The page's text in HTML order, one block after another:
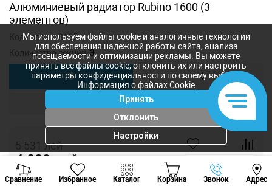
Алюминиевый радиатор Rubino 1600 (3
элементов)
Код товара:8185
Количество секций:3
3 4
5 531лей
4 839лей
Сравнение Избранное Каталог Корзина Звонок Адрес
Viber Whatsapp
Мы используем файлы cookie и аналогичные технологии
для обеспечения надежной работы сайта, анализа
посещаемости и оптимизации рекламы. Вы можете
принять все файлы cookie, отклонить их или настроить
параметры конфиденциальности по своему выбору.
Информация о файлах Cookie
Принять
Отклонить
Настройки